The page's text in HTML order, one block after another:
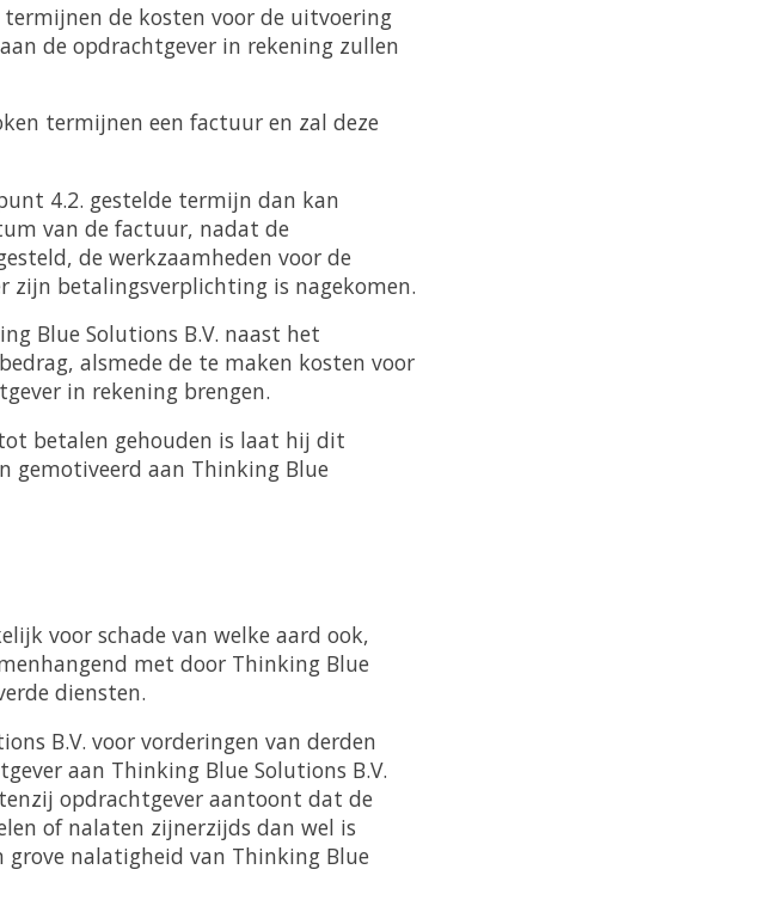
de kosten voor de uitvoering
de opdrachtgever in rekening zullen
termijnen een factuur en zal deze
4.2. gestelde termijn dan kan
van de factuur, nadat de
de werkzaamheden voor de
betalingsverplichting is nagekomen.
Blue Solutions B.V. naast het
alsmede de te maken kosten voor
in rekening brengen.
betalen gehouden is laat hij dit
gemotiveerd aan Thinking Blue
voor schade van welke aard ook,
met door Thinking Blue
diensten.
B.V. voor vorderingen van derden
aan Thinking Blue Solutions B.V.
opdrachtgever aantoont dat de
of nalaten zijnerzijds dan wel is
nalatigheid van Thinking Blue